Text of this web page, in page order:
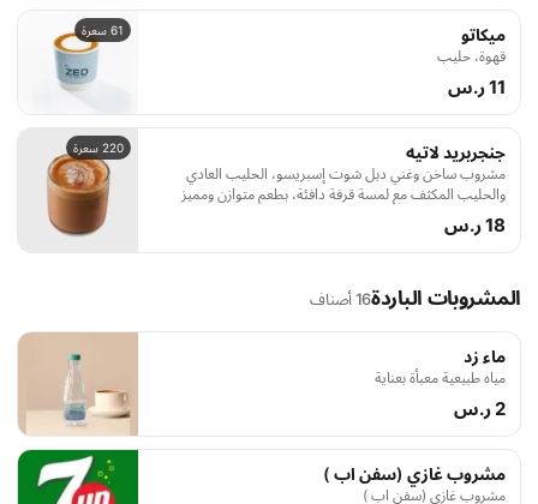
61 سعرة ميكاتو
قهوة، حليب
11 ر.س
220 سعرة جنجربريد لاتيه
مشروب ساخن وغني دبل شوت إسبريسو، الحليب العادي
والحليب المكثف مع لمسة قرفة دافئة، بطعم متوازن ومميز
18 ر.س
المشروبات الباردة16 أصناف
ماء زد
مياه طبيعية معبأة بعناية
2 ر.س
مشروب غازي (سفن اب )
مشروب غازي (سفن اب )